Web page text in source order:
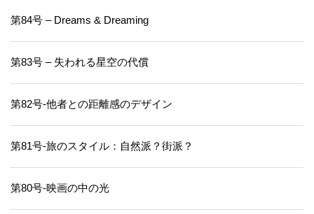
第84号 – Dreams & Dreaming
第83号 – 失われる星空の代償
第82号-他者との距離感のデザイン
第81号-旅のスタイル：自然派？街派？
第80号-映画の中の光